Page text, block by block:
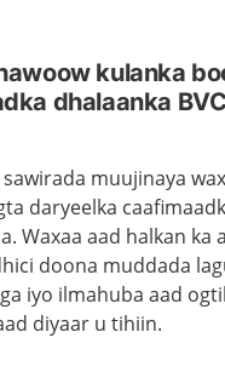
kulanka
dhalaanka
muujinaya
daryeelka
Waxaa aad halkan ka
doona muddada
iyo ilmahuba aad
diyaar u tihiin.